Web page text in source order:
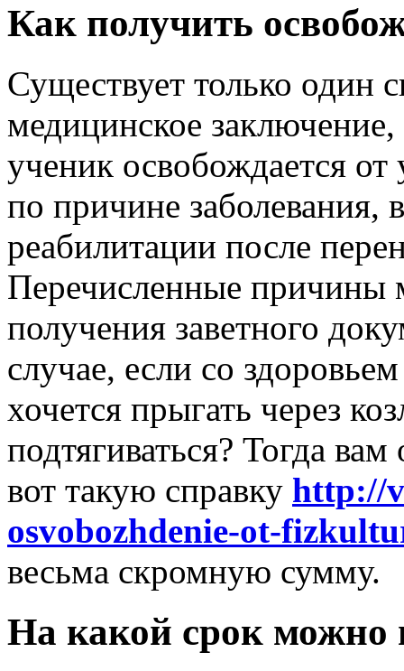
Как получить
Существует только один
медицинское заключение,
ученик освобождается
по причине заболевания,
реабилитации после
Перечисленные причины
получения заветного
случае, если со
хочется прыгать через
подтягиваться? Тогда
вот такую справку http://
osvobozhdenie-ot-
весьма скромную сумму.
На какой срок можно